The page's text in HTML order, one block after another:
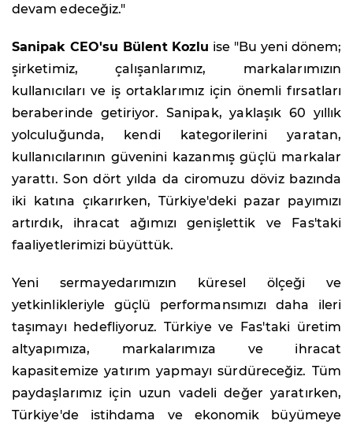
devam edeceğiz."
Sanipak CEO'su Bülent Kozlu ise "Bu yeni dönem;
şirketimiz, çalışanlarımız, markalarımızın
kullanıcıları ve iş ortaklarımız için önemli fırsatları
beraberinde getiriyor. Sanipak, yaklaşık 60 yıllık
yolculuğunda, kendi kategorilerini yaratan,
kullanıcılarının güvenini kazanmış güçlü markalar
yarattı. Son dört yılda da ciromuzu döviz bazında
iki katına çıkarırken, Türkiye'deki pazar payımızı
artırdık, ihracat ağımızı genişlettik ve Fas'taki
faaliyetlerimizi büyüttük.
Yeni sermayedarımızın küresel ölçeği ve
yetkinlikleriyle güçlü performansımızı daha ileri
taşımayı hedefliyoruz. Türkiye ve Fas'taki üretim
altyapımıza, markalarımıza ve ihracat
kapasitemize yatırım yapmayı sürdüreceğiz. Tüm
paydaşlarımız için uzun vadeli değer yaratırken,
Türkiye'de istihdama ve ekonomik büyümeye